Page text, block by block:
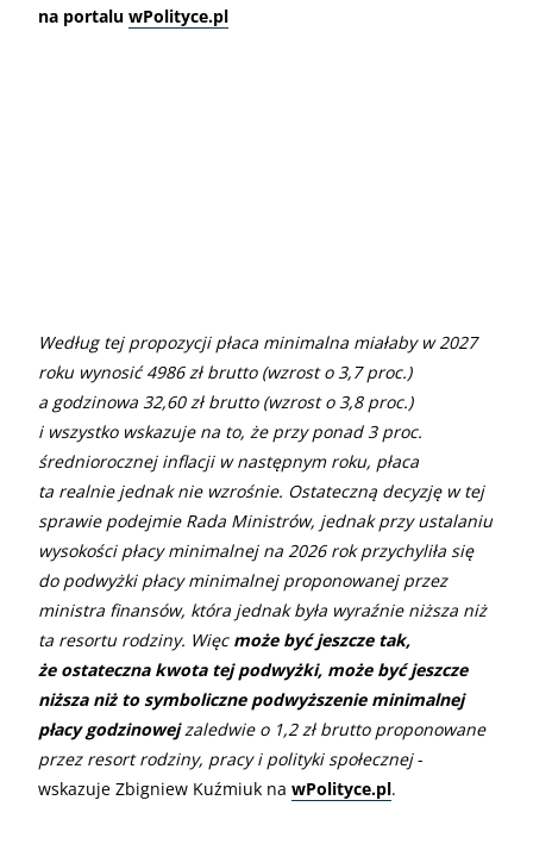
na portalu wPolityce.pl
Według tej propozycji płaca minimalna miałaby w 2027
roku wynosić 4986 zł brutto (wzrost o 3,7 proc.)
a godzinowa 32,60 zł brutto (wzrost o 3,8 proc.)
i wszystko wskazuje na to, że przy ponad 3 proc.
średniorocznej inflacji w następnym roku, płaca
ta realnie jednak nie wzrośnie. Ostateczną decyzję w tej
sprawie podejmie Rada Ministrów, jednak przy ustalaniu
wysokości płacy minimalnej na 2026 rok przychyliła się
do podwyżki płacy minimalnej proponowanej przez
ministra finansów, która jednak była wyraźnie niższa niż
ta resortu rodziny. Więc może być jeszcze tak,
że ostateczna kwota tej podwyżki, może być jeszcze
niższa niż to symboliczne podwyższenie minimalnej
płacy godzinowejzaledwie o 1,2 zł brutto proponowane
przez resort rodziny, pracy i polityki społecznej-
wskazuje Zbigniew Kuźmiuk na wPolityce.pl.